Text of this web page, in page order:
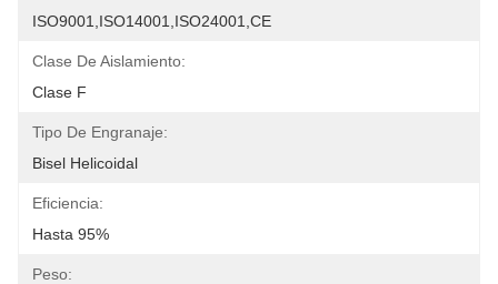
ISO9001,ISO14001,ISO24001,CE
Clase De Aislamiento:
Clase F
Tipo De Engranaje:
Bisel Helicoidal
Eficiencia:
Hasta 95%
Peso: